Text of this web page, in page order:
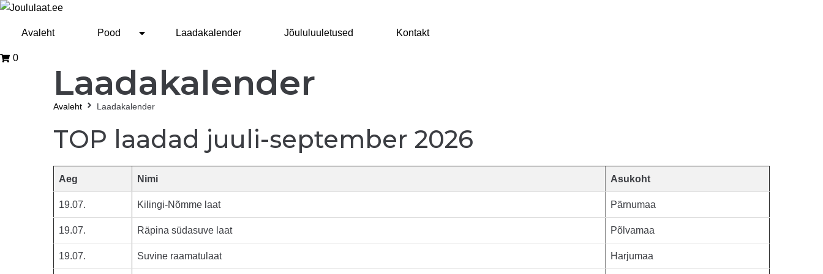
Avaleht Pood Laadakalender Jõululuuletused Kontakt
0
Laadakalender
Avaleht Laadakalender
TOP laadad juuli-september 2026
Aeg Nimi Asukoht
19.07. Kilingi-Nõmme laat Pärnumaa
19.07. Räpina südasuve laat Põlvamaa
19.07. Suvine raamatulaat Harjumaa